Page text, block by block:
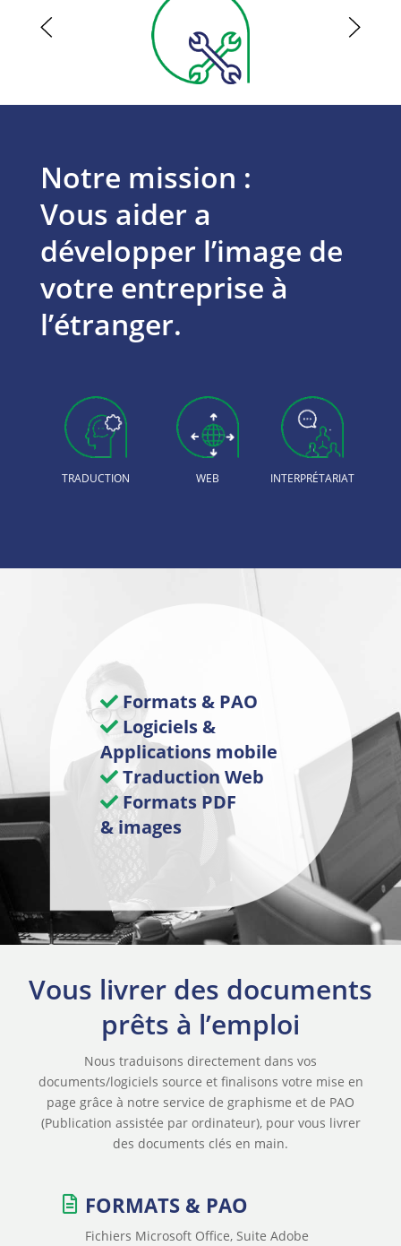
Notre mission :
Vous aider a
développer l’image de
votre entreprise à
l’étranger.
TRADUCTION WEB INTERPRÉTARIAT
Formats & PAO
Logiciels &
Applications mobile
Traduction Web
Formats PDF
& images
Vous livrer des documents
prêts à l’emploi
Nous traduisons directement dans vos
documents/logiciels source et finalisons votre mise en
page grâce à notre service de graphisme et de PAO
(Publication assistée par ordinateur), pour vous livrer
des documents clés en main.
FORMATS & PAO
Fichiers Microsoft Office, Suite Adobe